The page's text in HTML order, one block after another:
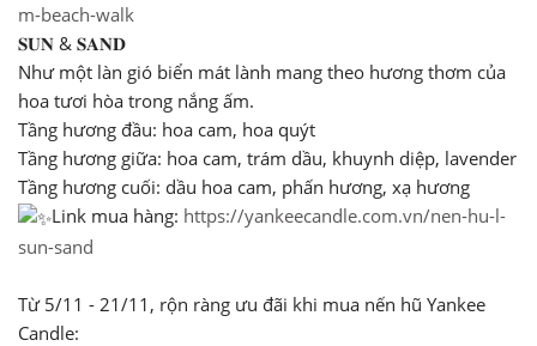
m-beach-walk
𝐒𝐔𝐍 & 𝐒𝐀𝐍𝐃
Như một làn gió biển mát lành mang theo hương thơm của
hoa tươi hòa trong nắng ấm.
Tầng hương đầu: hoa cam, hoa quýt
Tầng hương giữa: hoa cam, trám dầu, khuynh diệp, lavender
Tầng hương cuối: dầu hoa cam, phấn hương, xạ hương
Link mua hàng: https://yankeecandle.com.vn/nen-hu-l-
sun-sand
Từ 5/11 - 21/11, rộn ràng ưu đãi khi mua nến hũ Yankee
Candle: